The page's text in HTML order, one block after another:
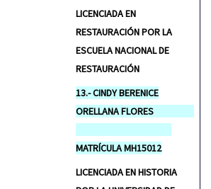
LICENCIADA EN
RESTAURACIÓN POR LA
ESCUELA NACIONAL DE
RESTAURACIÓN
13.- CINDY BERENICE
ORELLANA FLORES
MATRÍCULAMH15012
LICENCIADA EN HISTORIA